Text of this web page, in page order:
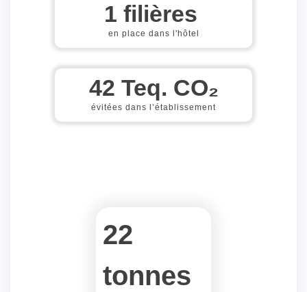
en place dans l'hôtel
1 filières
évitées dans l’établissement
42 Teq. CO₂
22
tonnes